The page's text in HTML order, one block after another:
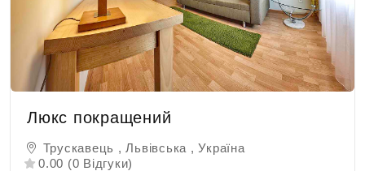
Люкс покращений
Трускавець , Львівська , Україна
0.00 (0 Відгуки)